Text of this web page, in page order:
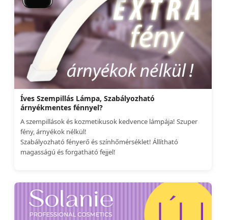
Íves Szempillás Lámpa, Szabályozható
árnyékmentes fénnyel?
A szempillások és kozmetikusok kedvence lámpája! Szuper
fény, árnyékok nélkül!
Szabályozható fényerő és színhőmérséklet! Állítható
magasságú és forgatható fejjel!